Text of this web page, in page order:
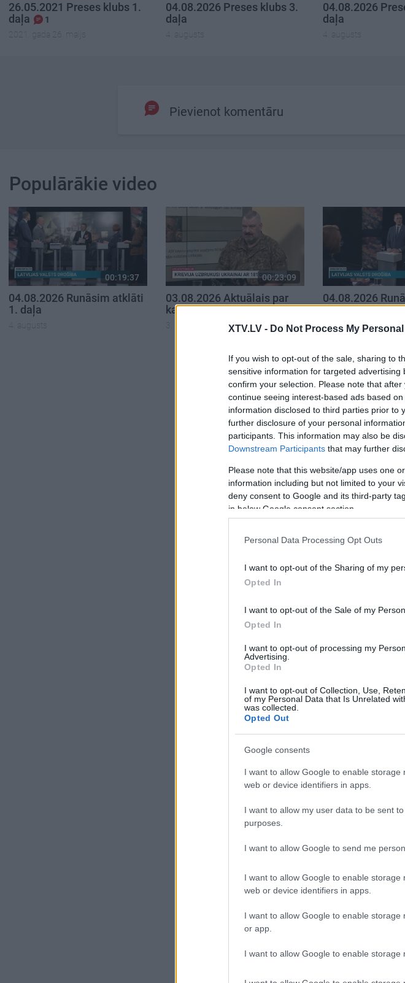
XTV.LV - Do Not Process My
If you wish to opt-out of the sale, sharing to
sensitive information for targeted
confirm your selection. Please note that
continue seeing interest-based ads based
information disclosed to third parties prior to
further disclosure of your personal
participants. This information may also be
Downstream Participants that may further
Please note that this website/app uses one
information including but not limited to your
deny consent to Google and its third-party
in below Google consent section.
Personal Data Processing Opt Outs
I want to opt-out of the Sharing of my
Opted In
I want to opt-out of the Sale of my
Opted In
I want to opt-out of processing my
Advertising.
Opted In
I want to opt-out of Collection, Use,
of my Personal Data that Is Unrelated
was collected.
Opted Out
Google consents
I want to allow Google to enable
web or device identifiers in apps.
I want to allow my user data to be sent
purposes.
I want to allow Google to send me
I want to allow Google to enable
web or device identifiers in apps.
I want to allow Google to enable
or app.
I want to allow Google to enable storage
26.05.2021 Preses klubs 1.
daļa
1
2021. gada 26. maijs
04.08.2026 Preses klubs 3.
daļa
4. augusts
04.08.2026
daļa
4. augusts
Pievienot komentāru
Populārākie video
00:19:37
04.08.2026 Runāsim atklāti
1. daļa
4. augusts
00:23:09
03.08.2026 Aktuālais par
karadarbību Ukrainā 2. daļa
3. augusts
04.08.2026
2. daļa
4. augusts